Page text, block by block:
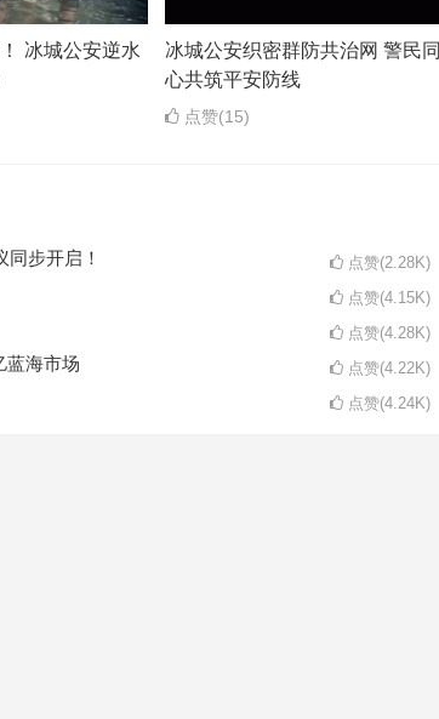
冰城公安逆水
冰城公安织密群防共治网 警民同
心共筑平安防线
点赞(15)
步开启！ 点赞(2.28K)
点赞(4.15K)
点赞(4.28K)
蓝海市场 点赞(4.22K)
点赞(4.24K)